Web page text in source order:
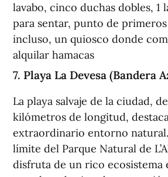
lavabo, cinco duchas dobles, 1
para sentar, punto de
incluso, un quiosco donde
alquilar hamacas
7. Playa La Devesa (Bandera
La playa salvaje de la ciudad,
kilómetros de longitud,
extraordinario entorno
límite del Parque Natural de
disfruta de un rico ecosistema